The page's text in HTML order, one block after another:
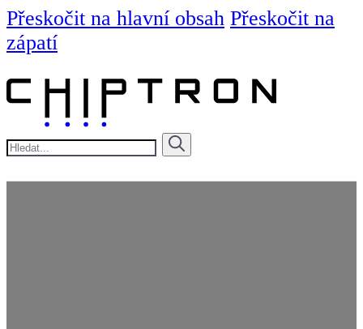
Přeskočit na hlavní obsah Přeskočit na
zápatí
Hledat